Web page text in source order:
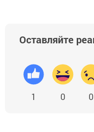
Оставляйте
1 0 0